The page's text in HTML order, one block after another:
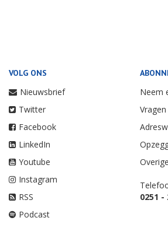
VOLG ONS
Nieuwsbrief
Twitter
Facebook
LinkedIn
Youtube
Instagram
RSS
Podcast
Neem
0251 -